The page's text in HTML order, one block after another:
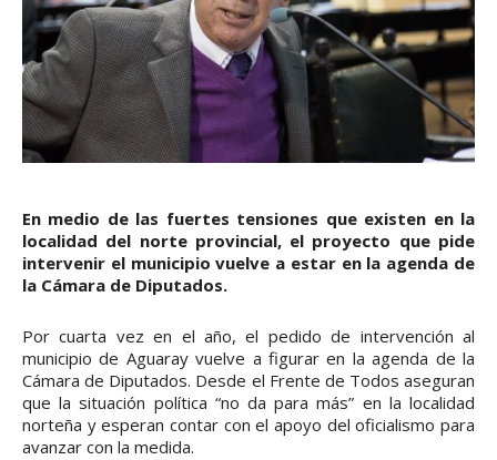
En medio de las fuertes tensiones que existen en la
localidad del norte provincial, el proyecto que pide
intervenir el municipio vuelve a estar en la agenda de
la Cámara de Diputados.
Por cuarta vez en el año, el pedido de intervención al
municipio de Aguaray vuelve a figurar en la agenda de la
Cámara de Diputados. Desde el Frente de Todos aseguran
que la situación política “no da para más” en la localidad
norteña y esperan contar con el apoyo del oficialismo para
avanzar con la medida.